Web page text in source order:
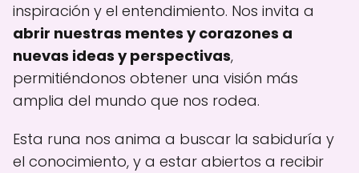
inspiración y el entendimiento. Nos invita a
abrir nuestras mentes y corazones a
nuevas ideas y perspectivas,
permitiéndonos obtener una visión más
amplia del mundo que nos rodea.
Esta runa nos anima a buscar la sabiduría y
el conocimiento, y a estar abiertos a recibir